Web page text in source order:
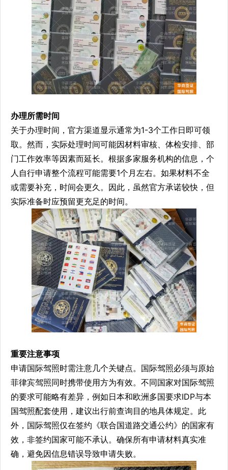
办理所需时间
关于办理时间，官方渠道显示通常为1-3个工作日即可领
取。然而，实际处理时间可能因材料审核、体检安排、部
门工作效率等因素而延长。根据多家服务机构的信息，个
人自行申请整个流程可能需要1个月左右。如果材料不全
或需要补充，时间会更久。因此，虽然官方承诺较快，但
实际准备时应预留更充足的时间。
重要注意事项
申请国际驾照时需注意几个关键点。国际驾照必须与原始
菲律宾驾照同时携带使用方为有效。不同国家对国际驾照
的要求可能略有差异，例如日本和欧洲多国要求IDP与本
国驾照配套使用，建议出行前查询目的地具体规定。此
外，国际驾照仅在签约《联合国道路交通公约》的国家有
效，非签约国家可能不承认。确保所有申请材料真实准
确，避免因信息错误导致申请失败。